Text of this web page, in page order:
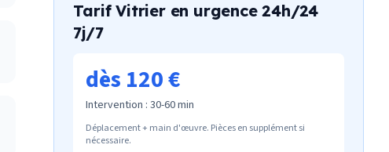
TarifVitrier en urgence 24h/24
7j/7
dès 120 €
Intervention :30-60 min
Déplacement + main d'œuvre. Pièces en supplément si
nécessaire.